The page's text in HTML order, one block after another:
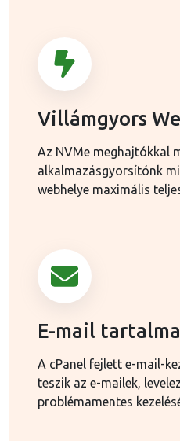
Villámgyors
Az NVMe meghajtókkal
alkalmazásgyorsítónk
webhelye maximális
E-mail
A cPanel fejlett e-mail-
teszik az e-mailek,
problémamentes